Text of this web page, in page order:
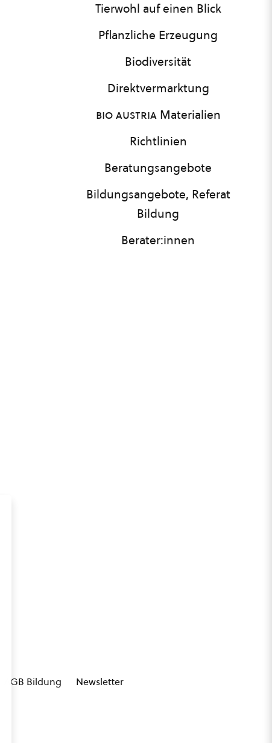
Tierwohl auf einen Blick
Pflanzliche Erzeugung
Biodiversität
Direktvermarktung
bio austriaMaterialien
Richtlinien
Beratungsangebote
Bildungsangebote, Referat
Bildung
Berater:innen
AGB Bildung Newsletter